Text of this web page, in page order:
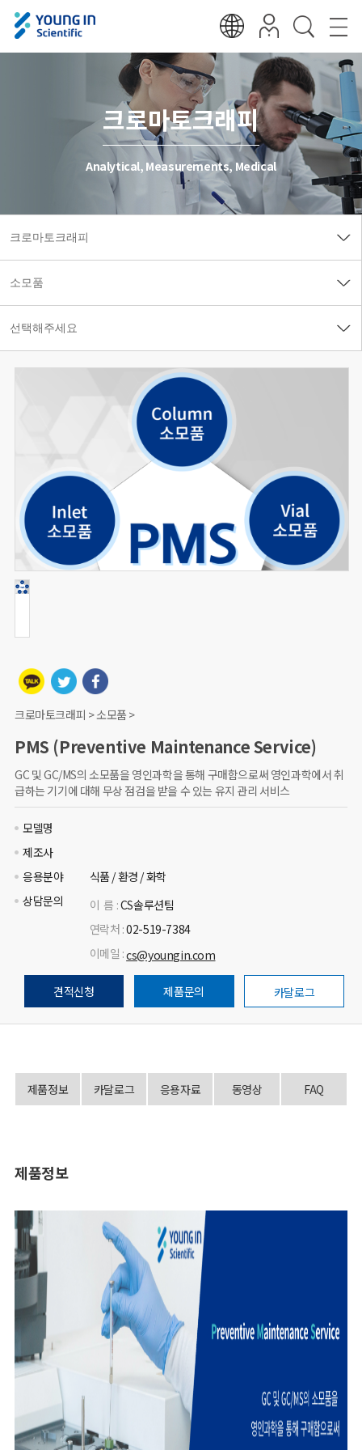
크로마토크래피
Analytical, Measurements, Medical
크로마토크래피 > 소모품 >
PMS (Preventive Maintenance Service)
GC 및 GC/MS의 소모품을 영인과학을 통해 구매함으로써 영인과학에서 취
급하는 기기에 대해 무상 점검을 받을 수 있는 유지 관리 서비스
모델명
제조사
응용분야
식품 / 환경 / 화학
상담문의
이 름 :CS솔루션팀
연락처 :02-519-7384
이메일 :cs@youngin.com
견적신청 제품문의 카달로그
제품정보 카달로그 응용자료 동영상 FAQ
제품정보